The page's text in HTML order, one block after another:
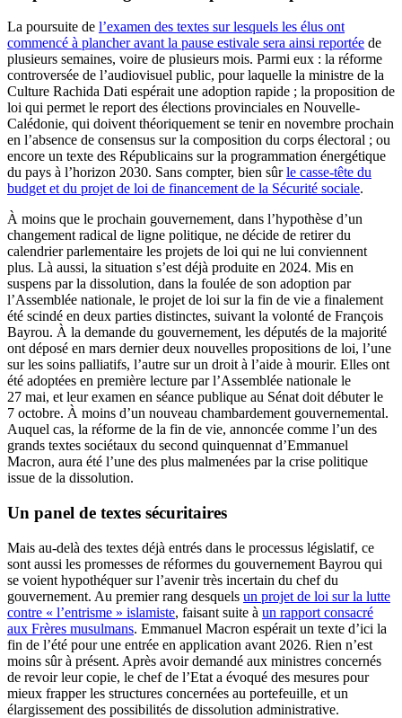
La poursuite de l’examen des textes sur lesquels les élus ont
commencé à plancher avant la pause estivale sera ainsi reportée de
plusieurs semaines, voire de plusieurs mois. Parmi eux : la réforme
controversée de l’audiovisuel public, pour laquelle la ministre de la
Culture Rachida Dati espérait une adoption rapide ; la proposition de
loi qui permet le report des élections provinciales en Nouvelle-
Calédonie, qui doivent théoriquement se tenir en novembre prochain
en l’absence de consensus sur la composition du corps électoral ; ou
encore un texte des Républicains sur la programmation énergétique
du pays à l’horizon 2030. Sans compter, bien sûrle casse-tête du
budget et du projet de loi de financement de la Sécurité sociale.
À moins que le prochain gouvernement, dans l’hypothèse d’un
changement radical de ligne politique, ne décide de retirer du
calendrier parlementaire les projets de loi qui ne lui conviennent
plus. Là aussi, la situation s’est déjà produite en 2024. Mis en
suspens par la dissolution, dans la foulée de son adoption par
l’Assemblée nationale, le projet de loi sur la fin de vie a finalement
été scindé en deux parties distinctes, suivant la volonté de François
Bayrou. À la demande du gouvernement, les députés de la majorité
ont déposé en mars dernier deux nouvelles propositions de loi, l’une
sur les soins palliatifs, l’autre sur un droit à l’aide à mourir. Elles ont
été adoptées en première lecture par l’Assemblée nationale le
27 mai, et leur examen en séance publique au Sénat doit débuter le
7 octobre. À moins d’un nouveau chambardement gouvernemental.
Auquel cas, la réforme de la fin de vie, annoncée comme l’un des
grands textes sociétaux du second quinquennat d’Emmanuel
Macron, aura été l’une des plus malmenées par la crise politique
issue de la dissolution.
Un panel de textes sécuritaires
Mais au-delà des textes déjà entrés dans le processus législatif, ce
sont aussi les promesses de réformes du gouvernement Bayrou qui
se voient hypothéquer sur l’avenir très incertain du chef du
gouvernement. Au premier rang desquels un projet de loi sur la lutte
contre « l’entrisme » islamiste, faisant suite à un rapport consacré
aux Frères musulmans. Emmanuel Macron espérait un texte d’ici la
fin de l’été pour une entrée en application avant 2026. Rien n’est
moins sûr à présent. Après avoir demandé aux ministres concernés
de revoir leur copie, le chef de l’Etat a évoqué des mesures pour
mieux frapper les structures concernées au portefeuille, et un
élargissement des possibilités de dissolution administrative.